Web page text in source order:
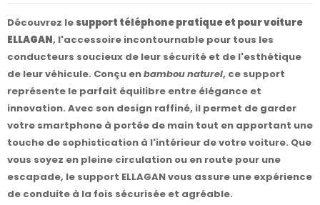
Découvrez lesupport téléphone pratique et pour voiture
ELLAGAN, l'accessoire incontournable pour tous les
conducteurs soucieux de leur sécurité et de l'esthétique
de leur véhicule. Conçu enbambou naturel, ce support
représente le parfait équilibre entre élégance et
innovation. Avec son design raffiné, il permet de garder
votre smartphone à portée de main tout en apportant une
touche de sophistication à l'intérieur de votre voiture. Que
vous soyez en pleine circulation ou en route pour une
escapade, le support ELLAGAN vous assure une expérience
de conduite à la fois sécurisée et agréable.